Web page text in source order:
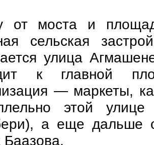
от моста и
сельская
улица
к главной
— маркеты,
этой
а еще дальше
Баазова.